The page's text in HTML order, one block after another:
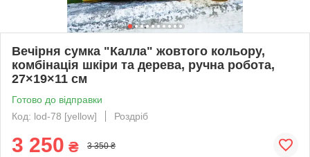
Вечірня сумка "Калла" жовтого кольору,
комбінація шкіри та дерева, ручна робота,
27×19×11 см
Готово до відправки
Код: lod-78 [yellow]
Роздріб
3 250 ₴ 3 350 ₴